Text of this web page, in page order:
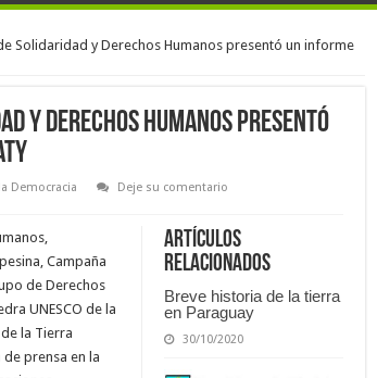
Solidaridad y Derechos Humanos presentó un informe
y Derechos Humanos presentó
Democracia
Deje su comentario
Artículos
relacionados
Breve historia de la tierra
en Paraguay
30/10/2020
Campaña
de Derechos
UNESCO de la
la Tierra
prensa en la